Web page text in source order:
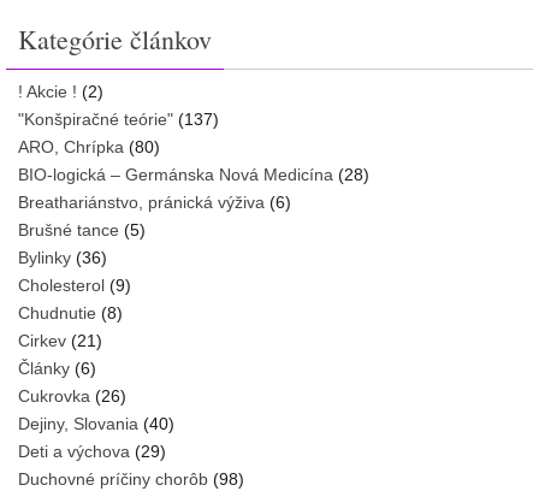
Kategórie článkov
! Akcie ! (2)
"Konšpiračné teórie" (137)
ARO, Chrípka (80)
BIO-logická – Germánska Nová Medicína (28)
Breathariánstvo, pránická výživa (6)
Brušné tance (5)
Bylinky (36)
Cholesterol (9)
Chudnutie (8)
Cirkev (21)
Články (6)
Cukrovka (26)
Dejiny, Slovania (40)
Deti a výchova (29)
Duchovné príčiny chorôb (98)